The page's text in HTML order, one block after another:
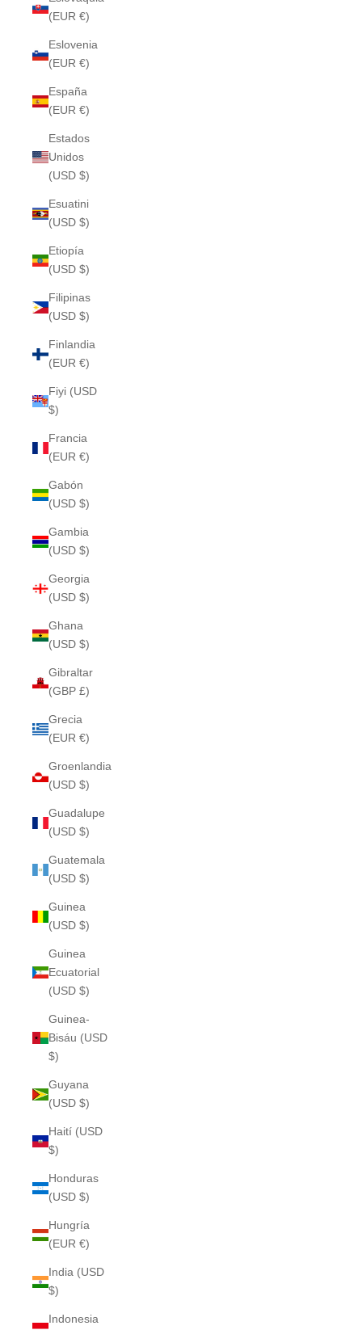
(EUR €)
Eslovenia
(EUR €)
España
(EUR €)
Estados
Unidos
(USD $)
Esuatini
(USD $)
Etiopía
(USD $)
Filipinas
(USD $)
Finlandia
(EUR €)
Fiyi (USD
$)
Francia
(EUR €)
Gabón
(USD $)
Gambia
(USD $)
Georgia
(USD $)
Ghana
(USD $)
Gibraltar
(GBP £)
Grecia
(EUR €)
Groenlandia
(USD $)
Guadalupe
(USD $)
Guatemala
(USD $)
Guinea
(USD $)
Guinea
Ecuatorial
(USD $)
Guinea-
Bisáu (USD
$)
Guyana
(USD $)
Haití (USD
$)
Honduras
(USD $)
Hungría
(EUR €)
India (USD
$)
Indonesia